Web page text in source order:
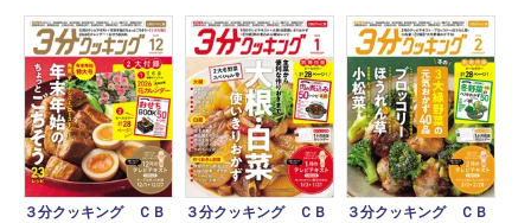
３分クッキング ＣＢ
３分クッキング ＣＢ
３分クッキング ＣＢ